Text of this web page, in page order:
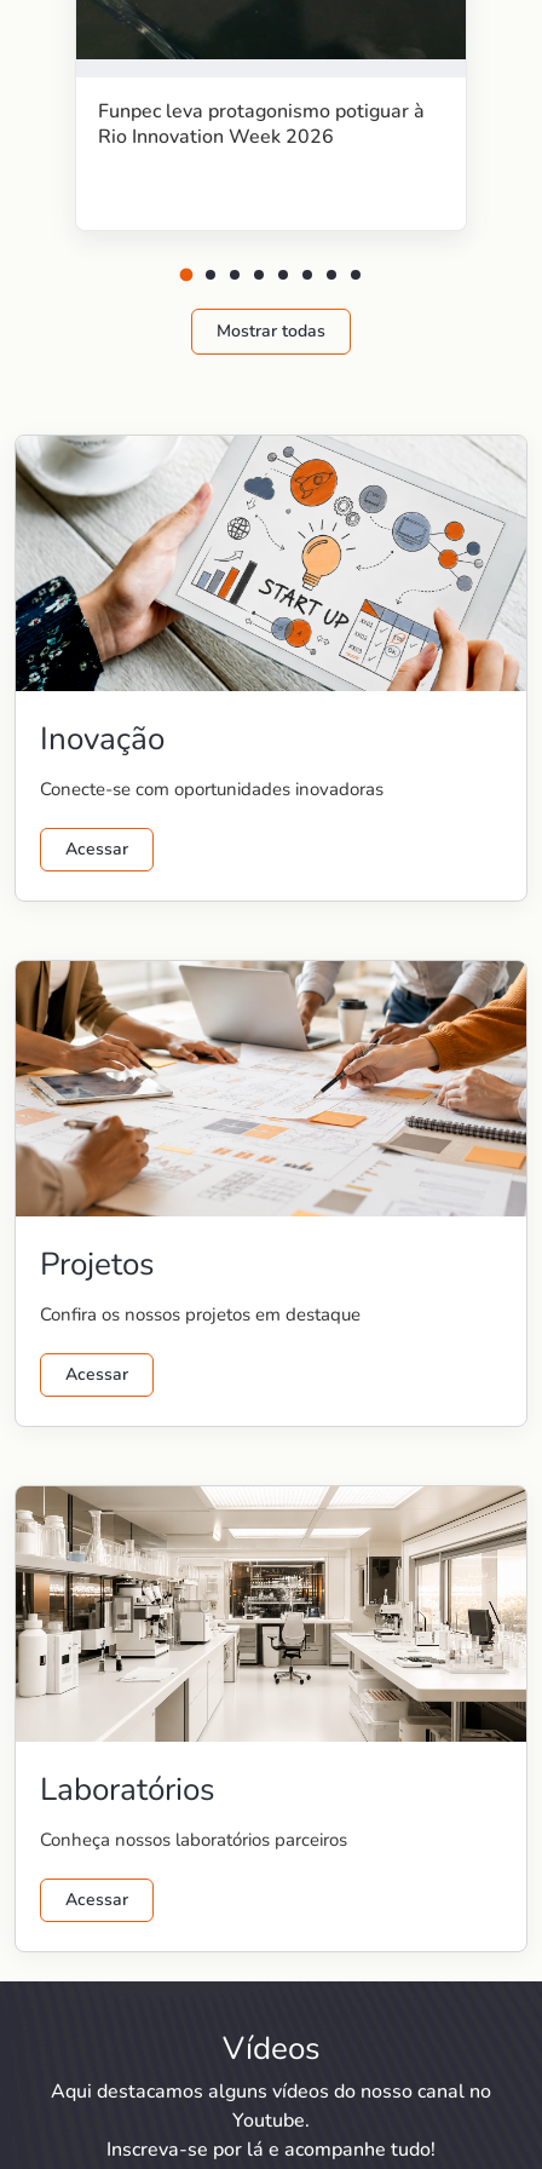
Funpec leva protagonismo potiguar à
Rio Innovation Week 2026
Mostrar todas
Inovação
Conecte-se com oportunidades inovadoras
Acessar
Projetos
Confira os nossos projetos em destaque
Acessar
Laboratórios
Conheça nossos laboratórios parceiros
Acessar
Vídeos
Aqui destacamos alguns vídeos do nosso canal no
Youtube.
Inscreva-se por lá e acompanhe tudo!